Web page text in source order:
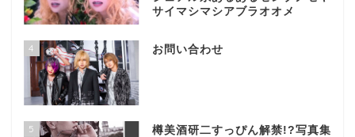
サイマシマシアブラオオメ
4 お問い合わせ
5
樽美酒研二すっぴん解禁!?写真集